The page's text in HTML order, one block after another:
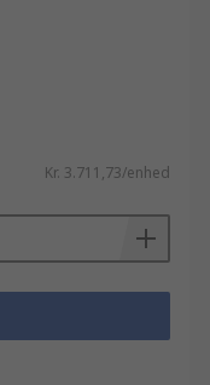
Kr. 3.711,73/enhed